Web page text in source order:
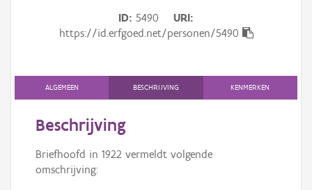
Hergebruik
ID 5490
URI
https://id.erfgoed.net/personen/5490
ALGEMEEN BESCHRIJVING KENMERKEN
Beschrijving
Briefhoofd in 1922 vermeldt volgende
omschrijving: